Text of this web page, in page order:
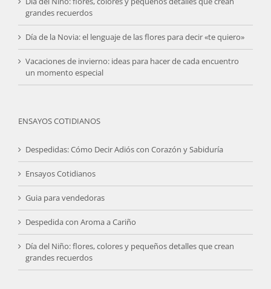
grandes recuerdos
Día de la Novia: el lenguaje de las flores para decir «te quiero»
Vacaciones de invierno: ideas para hacer de cada encuentro
un momento especial
ENSAYOS COTIDIANOS
Despedidas: Cómo Decir Adiós con Corazón y Sabiduría
Ensayos Cotidianos
Guia para vendedoras
Despedida con Aroma a Cariño
Día del Niño: flores, colores y pequeños detalles que crean
grandes recuerdos